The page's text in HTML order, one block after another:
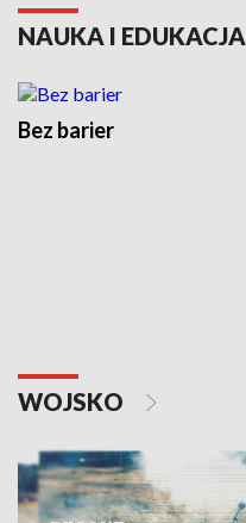
NAUKA I EDUKACJA
Bez barier
WOJSKO